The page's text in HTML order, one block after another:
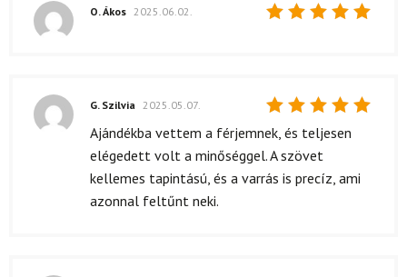
O. Ákos 2025.06.02.
Értékelés:
/ 5
G. Szilvia 2025.05.07.
Ajándékba vettem a férjemnek, és teljesen
elégedett volt a minőséggel. A szövet
kellemes tapintású, és a varrás is precíz, ami
azonnal feltűnt neki.